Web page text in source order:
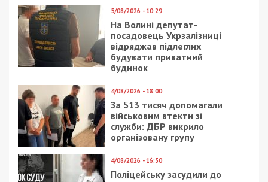
5/08/2026 - 10:29
На Волині депутат-
посадовець Укрзалізниці
відряджав підлеглих
будувати приватний
будинок
4/08/2026 - 18:00
За $13 тисяч допомагали
військовим втекти зі
служби: ДБР викрило
організовану групу
4/08/2026 - 16:30
Поліцейську засудили до